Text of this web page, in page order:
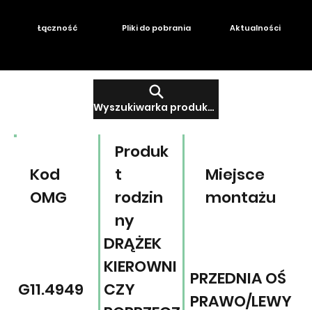
Wyszukiwarka produktów
Łączność Pliki do pobrania Aktualności
Miejsce
montażu
Produk
t
rodzin
ny
Kod
OMG
PRZEDNIA OŚ
PRAWO/LEWY
DRĄŻEK
KIEROWNI
CZY
G11.4949